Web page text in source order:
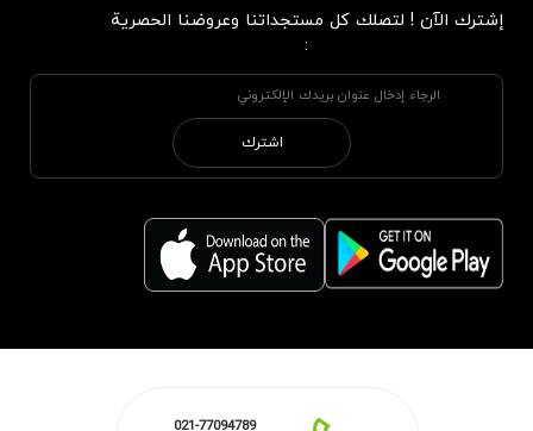
إشترك الآن ! لتصلك كل مستجداتنا وعروضنا الحصرية
:
اشترك
021-77094789